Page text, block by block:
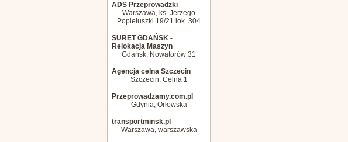
ADS Przeprowadzki
Warszawa, ks. Jerzego
Popiełuszki 19/21 lok. 304
SURET GDAŃSK -
Relokacja Maszyn
Gdańsk, Nowatorów 31
Agencja celna Szczecin
Szczecin, Celna 1
Przeprowadzamy.com.pl
Gdynia, Orłowska
transportminsk.pl
Warszawa, warszawska